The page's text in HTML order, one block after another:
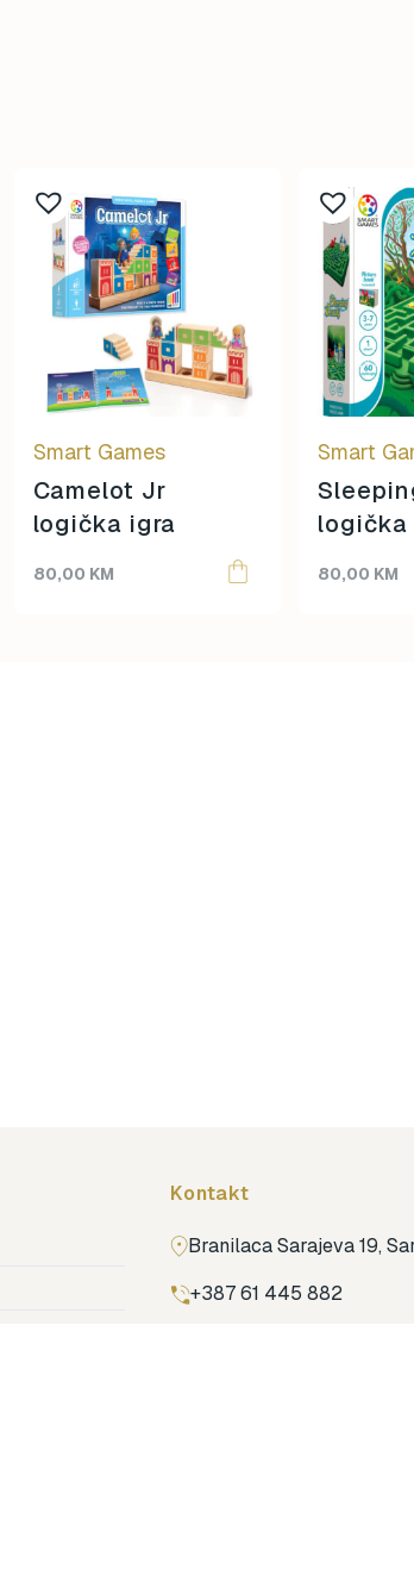
Smart Games
Camelot Jr
logička igra
80,00 KM
Smart
logička
80,00 KM
Kontakt
Branilaca Sarajeva 19,
+387 61 445 882